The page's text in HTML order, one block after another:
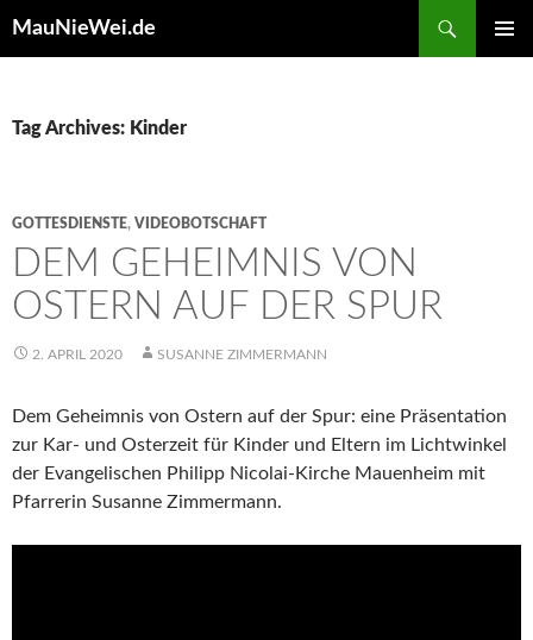
MauNieWei.de
Tag Archives: Kinder
GOTTESDIENSTE, VIDEOBOTSCHAFT
DEM GEHEIMNIS VON
OSTERN AUF DER SPUR
2. APRIL 2020 SUSANNE ZIMMERMANN
Dem Geheimnis von Ostern auf der Spur: eine Präsentation
zur Kar- und Osterzeit für Kinder und Eltern im Lichtwinkel
der Evangelischen Philipp Nicolai-Kirche Mauenheim mit
Pfarrerin Susanne Zimmermann.